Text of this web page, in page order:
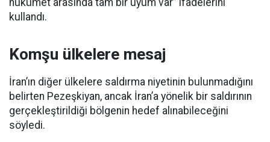
hükümet arasında tam bir uyum var” ifadelerini
kullandı.
Komşu ülkelere mesaj
İran’ın diğer ülkelere saldırma niyetinin bulunmadığını
belirten Pezeşkiyan, ancak İran’a yönelik bir saldırının
gerçekleştirildiği bölgenin hedef alınabileceğini
söyledi.